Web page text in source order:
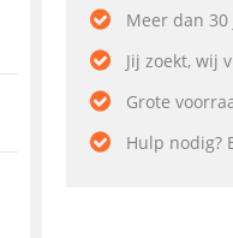
Meer dan
Jij zoekt, wij
Grote
Hulp nodig?